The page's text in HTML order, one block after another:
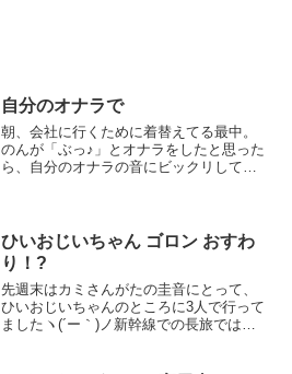
自分のオナラで
朝、会社に行くために着替えてる最中。
のんが「ぶっ♪」とオナラをしたと思った
ら、自分のオナラの音にビックリしてた
ひいおじいちゃん ゴロン おすわ
り！?
先週末はカミさんがたの圭音にとって、
ひいおじいちゃんのところに3人で行って
ましたヽ(´ー｀)ノ新幹線での長旅では、